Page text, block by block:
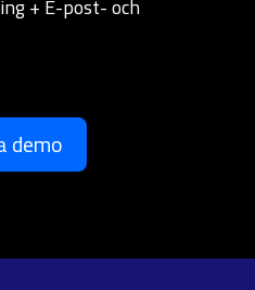
+ E-post- och
demo